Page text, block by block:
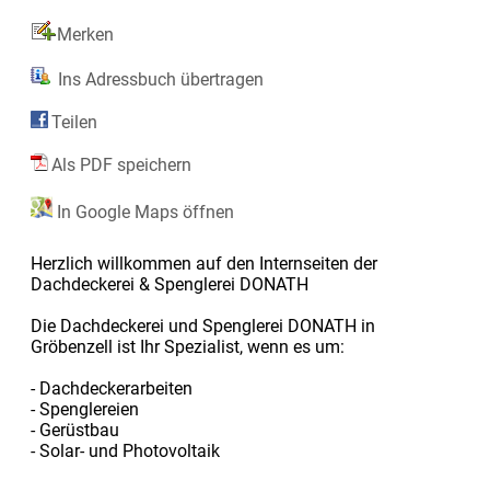
Merken
Ins Adressbuch übertragen
Teilen
Als PDF speichern
In Google Maps öffnen
Herzlich willkommen auf den Internseiten der
Dachdeckerei & Spenglerei DONATH
Die Dachdeckerei und Spenglerei DONATH in
Gröbenzell ist Ihr Spezialist, wenn es um:
- Dachdeckerarbeiten
- Spenglereien
- Gerüstbau
- Solar- und Photovoltaik